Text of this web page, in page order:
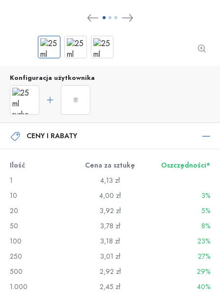
Konfiguracja użytkownika
CENY I RABATY
Ilość Cena za sztukę
Oszczędności*
1
4,13 zł
10
4,00 zł
3%
20
3,92 zł
5%
50
3,78 zł
8%
100
3,18 zł
23%
250
3,01 zł
27%
500
2,92 zł
29%
1.000
2,45 zł 40%